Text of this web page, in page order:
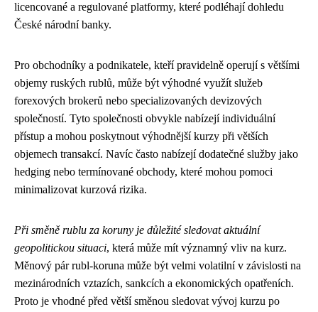
licencované a regulované platformy, které podléhají dohledu
České národní banky.
Pro obchodníky a podnikatele, kteří pravidelně operují s většími
objemy ruských rublů, může být výhodné využít služeb
forexových brokerů nebo specializovaných devizových
společností. Tyto společnosti obvykle nabízejí individuální
přístup a mohou poskytnout výhodnější kurzy při větších
objemech transakcí. Navíc často nabízejí dodatečné služby jako
hedging nebo termínované obchody, které mohou pomoci
minimalizovat kurzová rizika.
Při směně rublu za koruny je důležité sledovat aktuální
geopolitickou situaci, která může mít významný vliv na kurz.
Měnový pár rubl-koruna může být velmi volatilní v závislosti na
mezinárodních vztazích, sankcích a ekonomických opatřeních.
Proto je vhodné před větší směnou sledovat vývoj kurzu po